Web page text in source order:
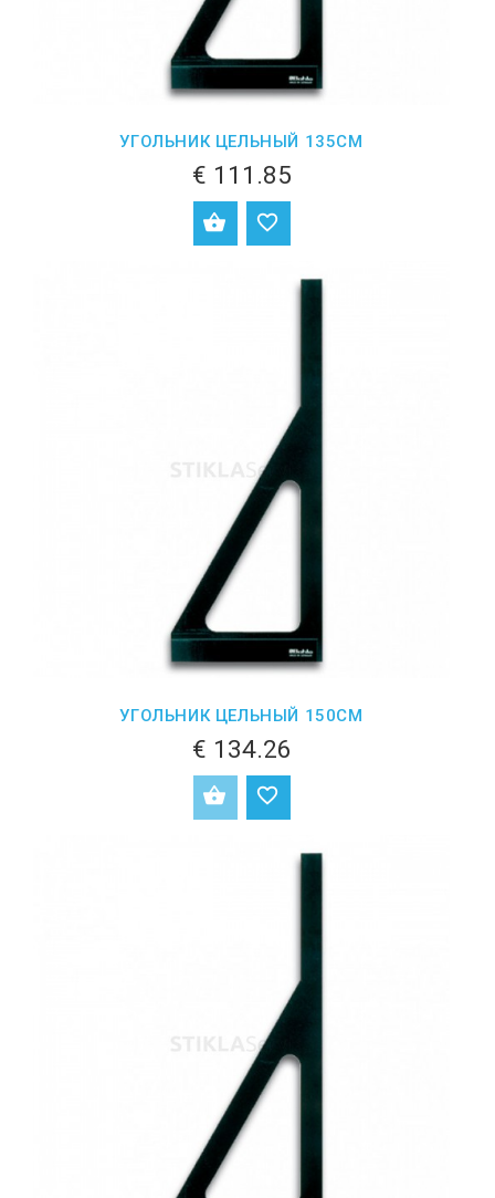
УГОЛЬНИК ЦЕЛЬНЫЙ 135СМ
€ 111.85
ДОБАВИТЬ
УГОЛЬНИК ЦЕЛЬНЫЙ 150СМ
€ 134.26
ДОБАВИТЬ